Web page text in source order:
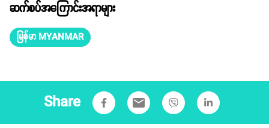
ဆက်စပ်အကြောင်းအရာများ
မြန်မာ MYANMAR
Share email